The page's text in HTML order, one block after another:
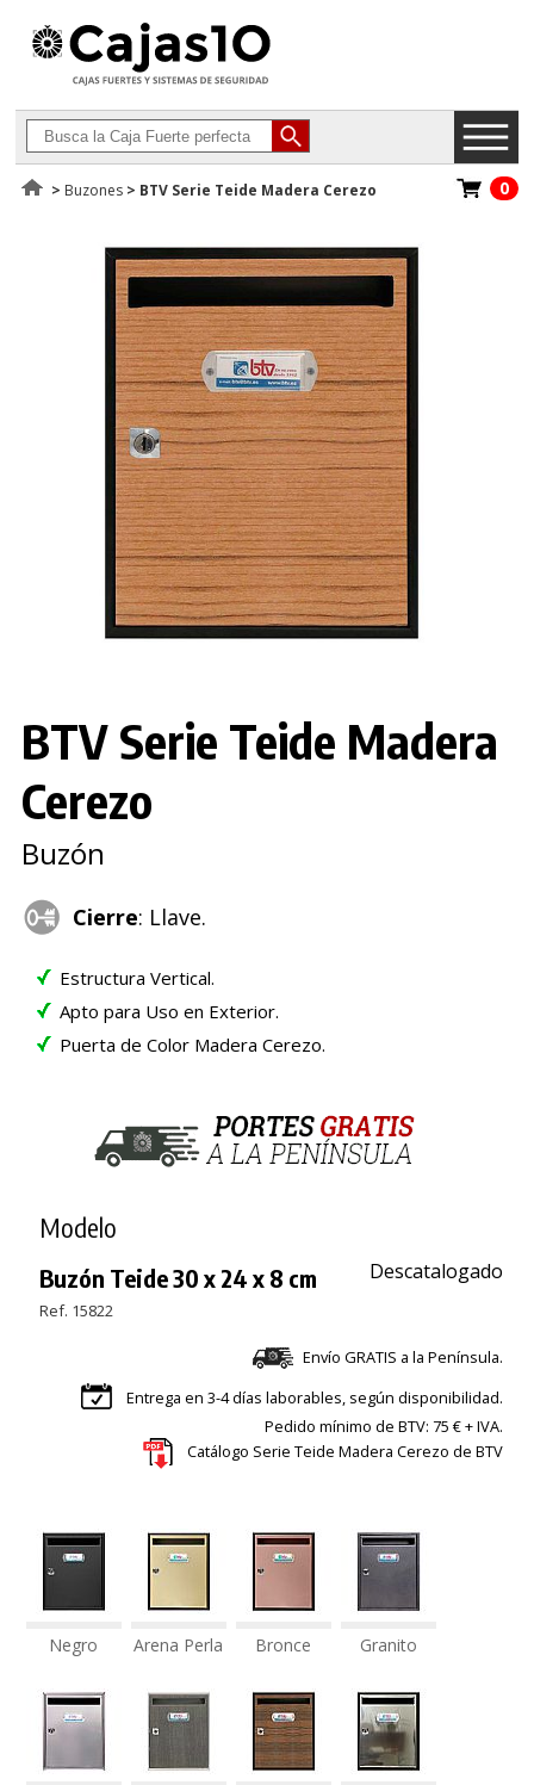
> Buzones > BTV Serie Teide Madera Cerezo 0
BTV Serie Teide Madera
Cerezo
Buzón
Cierre: Llave.
Estructura Vertical.
Apto para Uso en Exterior.
Puerta de Color Madera Cerezo.
Modelo
Buzón Teide 30 x 24 x 8 cm
Ref. 15822
Descatalogado
Envío GRATIS a la Península.
Entrega en 3-4 días laborables, según disponibilidad.
Pedido mínimo de BTV: 75 € + IVA.
Catálogo Serie Teide Madera Cerezo de BTV
Negro Arena Perla Bronce Granito